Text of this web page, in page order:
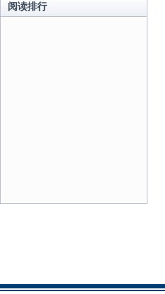
阅读排行